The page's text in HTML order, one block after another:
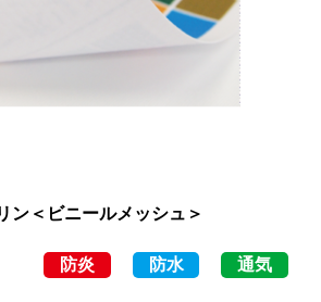
ン＜ビニールメッシュ＞
防炎 防水 通気